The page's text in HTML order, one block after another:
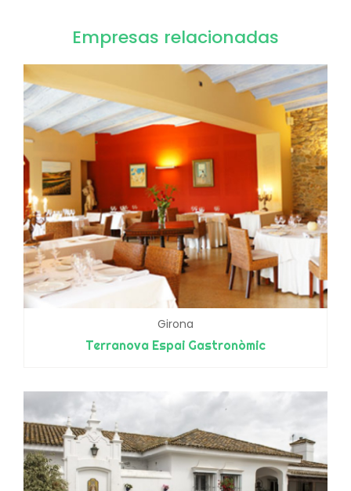
Empresas relacionadas
Girona
Terranova Espai Gastronòmic